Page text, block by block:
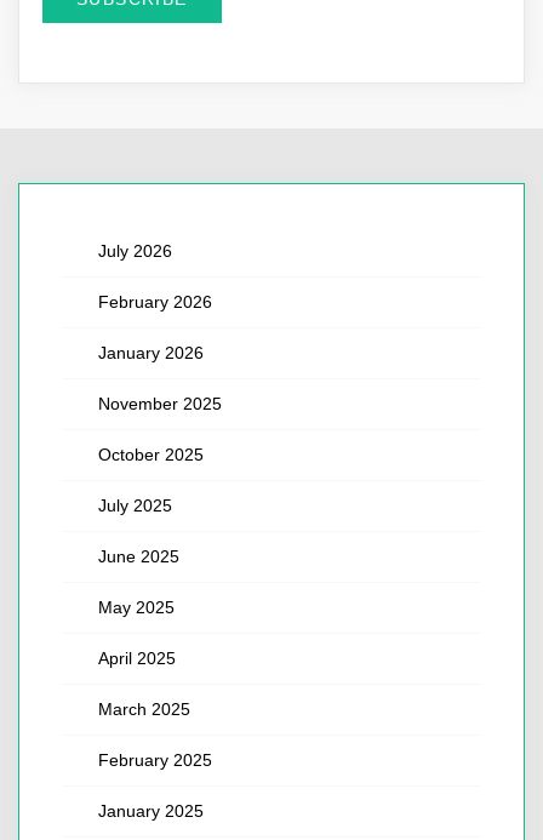
July 2026
February 2026
January 2026
November 2025
October 2025
July 2025
June 2025
May 2025
April 2025
March 2025
February 2025
January 2025